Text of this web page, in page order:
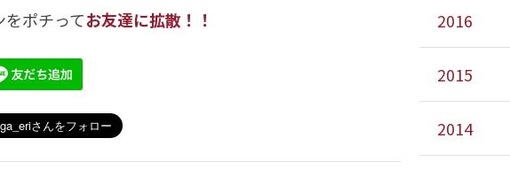
をポチってお友達に拡散！！ 2016
2015
2014